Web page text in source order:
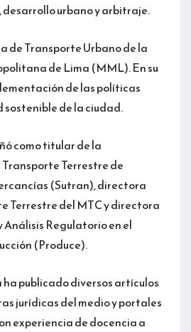
urbano y arbitraje.
de Transporte Urbano de la
de Lima (MML). En su
de las políticas
de la ciudad.
como titular de la
Terrestre de
(Sutran), directora
Terrestre del MTC y directora
Regulatorio en el
(Produce).
publicado diversos artículos
jurídicas del medio y portales
experiencia de docencia a